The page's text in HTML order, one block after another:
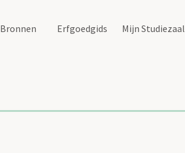
Bronnen Erfgoedgids Mijn Studiezaal